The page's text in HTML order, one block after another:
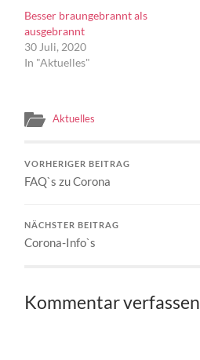
Besser braungebrannt als
ausgebrannt
30 Juli, 2020
In "Aktuelles"
Aktuelles
VORHERIGER BEITRAG
FAQ`s zu Corona
NÄCHSTER BEITRAG
Corona-Info`s
Kommentar verfassen